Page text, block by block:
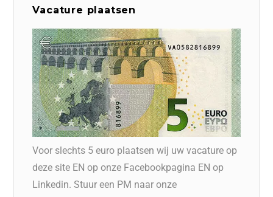
Vacature plaatsen
Voor slechts 5 euro plaatsen wij uw vacature op
deze site EN op onze Facebookpagina EN op
Linkedin. Stuur een PM naar onze